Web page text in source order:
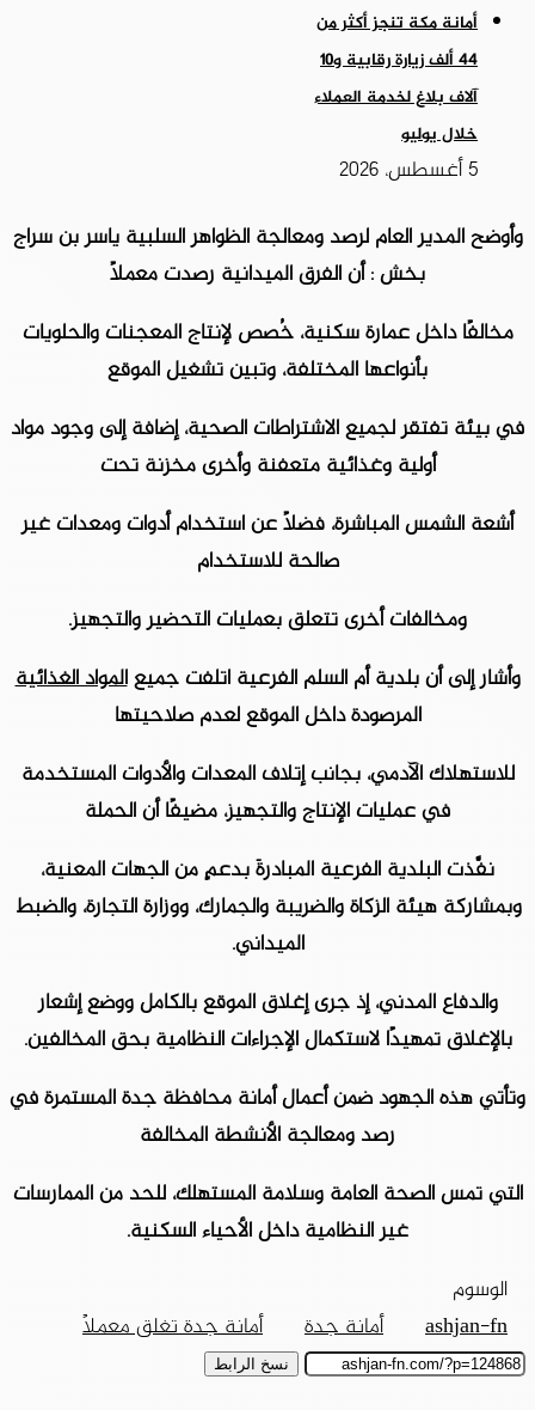
أمانة مكة تنجز أكثر من
٤٤ ألف زيارة رقابية و١٠
آلاف بلاغ لخدمة العملاء
خلال يوليو
5 أغسطس، 2026
وأوضح المدير العام لرصد ومعالجة الظواهر السلبية ياسر بن سراج
بخش : أن الفرق الميدانية رصدت معملًا
مخالفًا داخل عمارة سكنية، خُصص لإنتاج المعجنات والحلويات
بأنواعها المختلفة، وتبين تشغيل الموقع
في بيئة تفتقر لجميع الاشتراطات الصحية، إضافة إلى وجود مواد
أولية وغذائية متعفنة وأخرى مخزنة تحت
أشعة الشمس المباشرة، فضلاً عن استخدام أدوات ومعدات غير
صالحة للاستخدام
ومخالفات أخرى تتعلق بعمليات التحضير والتجهيز.
وأشار إلى أن بلدية أم السلم الفرعية اتلفت جميعالمواد الغذائية
المرصودة داخل الموقع لعدم صلاحيتها
للاستهلاك الآدمي، بجانب إتلاف المعدات والأدوات المستخدمة
في عمليات الإنتاج والتجهيز، مضيفًا أن الحملة
نفَّذت البلدية الفرعية المبادرةَ بدعمٍ من الجهات المعنية،
وبمشاركة هيئة الزكاة والضريبة والجمارك، ووزارة التجارة، والضبط
الميداني.
والدفاع المدني، إذ جرى إغلاق الموقع بالكامل ووضع إشعار
بالإغلاق تمهيدًا لاستكمال الإجراءات النظامية بحق المخالفين.
وتأتي هذه الجهود ضمن أعمال أمانة محافظة جدة المستمرة في
رصد ومعالجة الأنشطة المخالفة
التي تمس الصحة العامة وسلامة المستهلك، للحد من الممارسات
غير النظامية داخل الأحياء السكنية.
الوسوم
ashjan-fn
أمانة جدة أمانة جدة تغلق معملًا
نسخ الرابط